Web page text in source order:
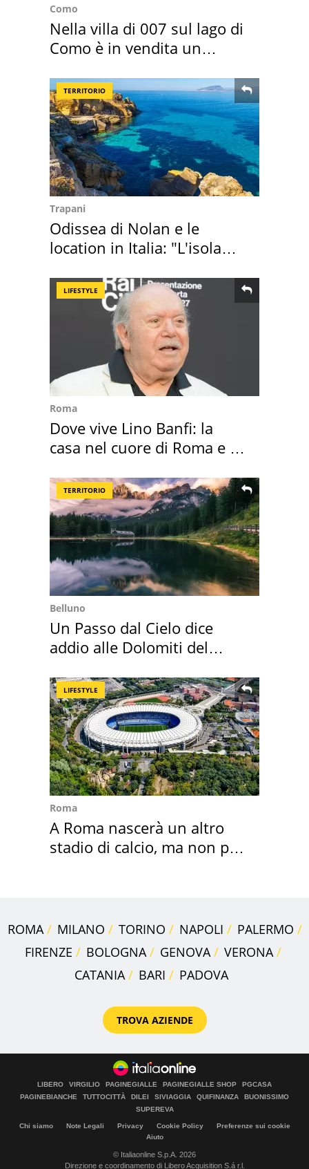
Como
Nella villa di 007 sul lago di
Como è in vendita un
TERRITORIO
Trapani
Odissea di Nolan e le
location in Italia: "L'isola
LIFESTYLE
Roma
Dove vive Lino Banfi: la
casa nel cuore di Roma e i
TERRITORIO
Belluno
Un Passo dal Cielo dice
addio alle Dolomiti del
LIFESTYLE
Roma
A Roma nascerà un altro
stadio di calcio, ma non per
ROMA MILANO TORINO NAPOLI
PALERMO
FIRENZE
BOLOGNA GENOVA
VERONA
CATANIA
BARI PADOVA
TROVA AZIENDE
LIBERO VIRGILIO PAGINEGIALLE PAGINEGIALLE SHOP
PGCASA
PAGINEBIANCHE
TUTTOCITTÀ DILEI SIVIAGGIA QUIFINANZA
BUONISSIMO
SUPEREVA
Chi siamo Note Legali Privacy Cookie Policy
Preferenze sui cookie
Aiuto
© Italiaonline S.p.A. 2026
Direzione e coordinamento di Libero Acquisition S.á r.l.